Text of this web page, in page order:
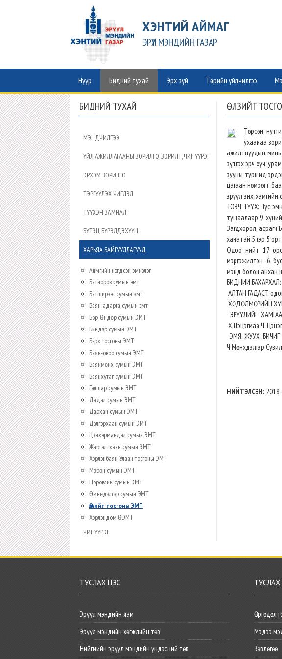
ХЭНТИЙ АЙМАГ
ЭРҮҮЛ МЭНДИЙН ГАЗАР
Нүүр Бидний тухай Эрх зүй Төрийн үйлчилгээ
БИДНИЙ ТУХАЙ
МЭНДЧИЛГЭЭ
ҮЙЛ АЖИЛЛАГААНЫ ЗОРИЛГО, ЗОРИЛТ, ЧИГ ҮҮРЭГ
ЭРХЭМ ЗОРИЛГО
ТЭРГҮҮЛЭХ ЧИГЛЭЛ
ТҮҮХЭН ЗАМНАЛ
БҮТЭЦ БҮРЭЛДЭХҮҮН
ХАРЬЯА БАЙГУУЛЛАГУУД
Аймгийн нэгдсэн эмнэлэг
Батноров сумын эмт
Батширээт сумын эмт
Баян-адарга сумын эмт
Бор-Өндөр сумын ЭМТ
Биндэр сумын ЭМТ
Бэрх тосгоны ЭМТ
Баян-овоо сумын ЭМТ
Баянмөнх сумын ЭМТ
Баянхутаг сумын ЭМТ
Галшар сумын ЭМТ
Дадал сумын ЭМТ
Дархан сумын ЭМТ
Дэлгэрхаан сумын ЭМТ
Цэнхэрмандал сумын ЭМТ
Жаргалтхаан сумын ЭМТ
Хэрлэнбаян-Улаан тосгоны ЭМТ
Мөрөн сумын ЭМТ
Норовлин сумын ЭМТ
Өмнөдэлгэр сумын ЭМТ
Өлзийт тосгоны ЭМТ
Хэрлэндом ӨЭМТ
ЧИГ ҮҮРЭГ
ӨЛЗИЙТ
Төрсөн
ухаанаа
ажилтнуудын минь
зүтгэх эрч хүч,
зууны туршид
цагаан нөмрөгт
эрүүл энх, хамгийн
ТОВЧ ТҮҮХ: Тус
тушаалаар 9
Загдхорол, асрагч
ханатай 5 гэр 5
Одоо нийт 17
мэргэжилтэн -6,
мэнд болон анхан
БИДНИЙ БАХАРХАЛ:
АЛТАН ГАДАСТ
ХӨДӨЛМӨРИЙН
ЭРҮҮЛИЙГ
Х.Цэцэгмаа Ч.
ЭМЯ ЖУУХ БИЧИГ
Ч.Мөнхдэлгэр
НИЙТЭЛСЭН:
ТУСЛАХ ЦЭС
Эрүүл мэндийн яам
Эрүүл мэндийн хөгжлийн төв
Нийгмийн эрүүл мэндийн үндэсний төв
Өргөдөл
Мэдээ
Зөвлөгөө